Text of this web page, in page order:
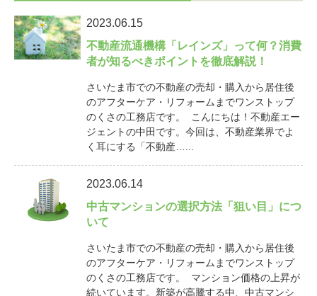
2023.06.15
不動産流通機構「レインズ」って何？消費
者が知るべきポイントを徹底解説！
さいたま市での不動産の売却・購入から居住後
のアフターケア・リフォームまでワンストップ
のくさの工務店です。 こんにちは！不動産エー
ジェントの中田です。今回は、不動産業界でよ
く耳にする「不動産…...
2023.06.14
中古マンションの選択方法「狙い目」につ
いて
さいたま市での不動産の売却・購入から居住後
のアフターケア・リフォームまでワンストップ
のくさの工務店です。 マンション価格の上昇が
続いています。新築が高騰する中、中古マンシ